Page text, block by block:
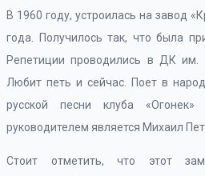
В 1960 году, устроилась на завод
года. Получилось так, что была
Репетиции проводились в ДК
Любит петь и сейчас. Поет в
русской песни клуба «Огонек»
руководителем является Михаил
Стоит отметить, что этот